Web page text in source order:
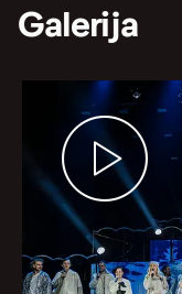
Galerija